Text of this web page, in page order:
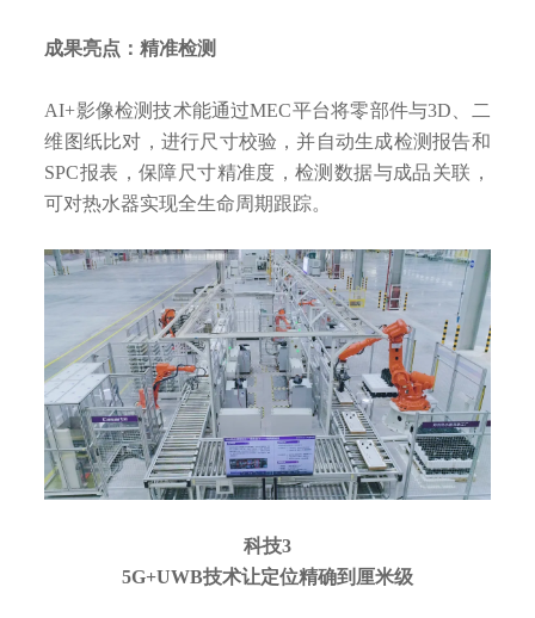
成果亮点：精准检测
AI+影像检测技术能通过MEC平台将零部件与3D、二
维图纸比对，进行尺寸校验，并自动生成检测报告和
SPC报表，保障尺寸精准度，检测数据与成品关联，
可对热水器实现全生命周期跟踪。
科技3
5G+UWB技术让定位精确到厘米级